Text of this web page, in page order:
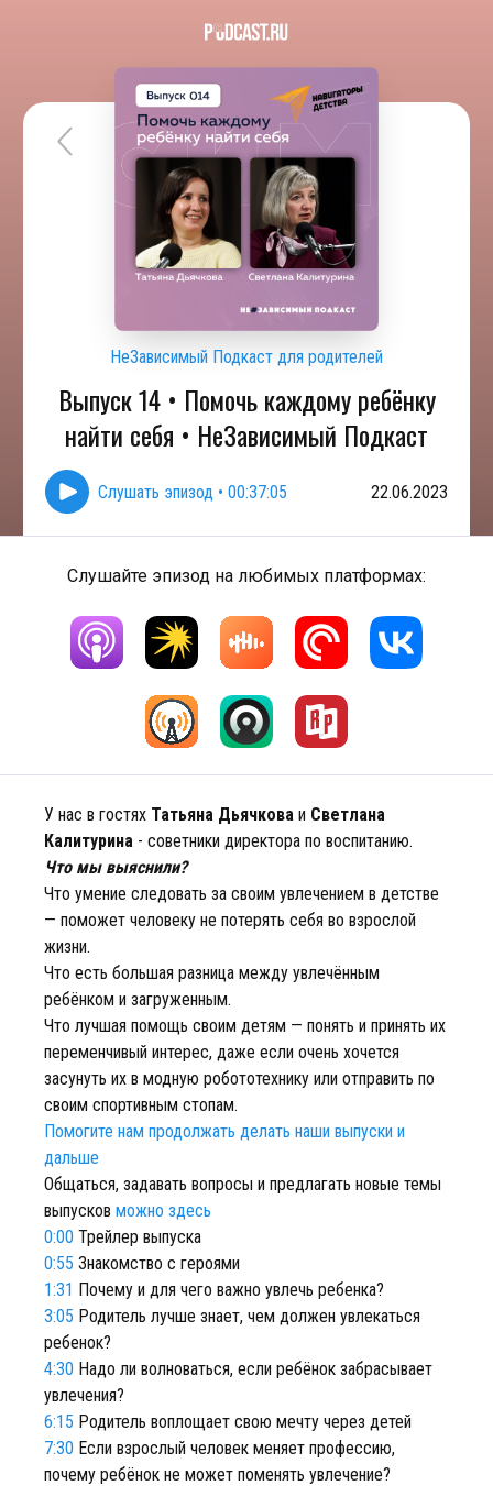
НеЗависимый Подкаст для родителей
Выпуск 14 • Помочь каждому ребёнку
найти себя • НеЗависимый Подкаст
Слушать эпизод • 00:37:05 22.06.2023
Слушайте эпизод на любимых платформах:
У нас в гостях Татьяна Дьячкова и Светлана
Калитурина - советники директора по воспитанию.
Что мы выяснили?
Что умение следовать за своим увлечением в детстве
— поможет человеку не потерять себя во взрослой
жизни.
Что есть большая разница между увлечённым
ребёнком и загруженным.
Что лучшая помощь своим детям — понять и принять их
переменчивый интерес, даже если очень хочется
засунуть их в модную робототехнику или отправить по
своим спортивным стопам.
Помогите нам продолжать делать наши выпуски и
дальше
Общаться, задавать вопросы и предлагать новые темы
выпусков можно здесь
0:00 Трейлер выпуска
0:55 Знакомство с героями
1:31 Почему и для чего важно увлечь ребенка?
3:05 Родитель лучше знает, чем должен увлекаться
ребенок?
4:30 Надо ли волноваться, если ребёнок забрасывает
увлечения?
6:15 Родитель воплощает свою мечту через детей
7:30 Если взрослый человек меняет профессию,
почему ребёнок не может поменять увлечение?